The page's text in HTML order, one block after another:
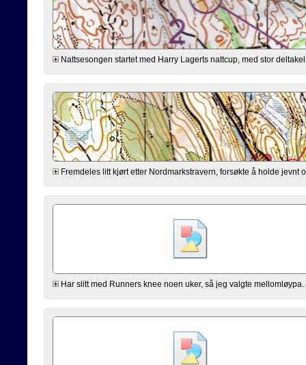
Nattsesongen startet med Harry Lagerts nattcup, med stor
Fremdeles litt kjørt etter Nordmarkstravern, forsøkte å holde jevnt
Har slitt med Runners knee noen uker, så jeg valgte